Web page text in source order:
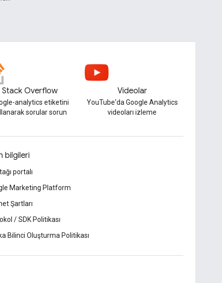
Stack Overflow
analytics etiketini
sorular sorun
Videolar
YouTube'da Google Analytics
videoları izleme
bilgileri
portalı
Marketing Platform
Şartları
/ SDK Politikası
Bilinci Oluşturma Politikası